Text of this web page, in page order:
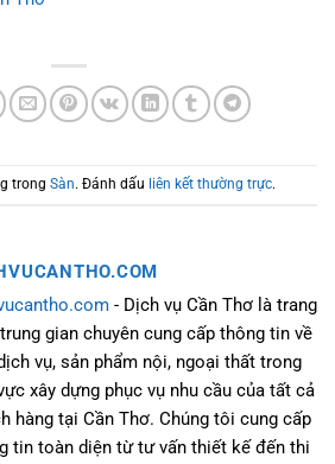
trong Sàn. Đánh dấu liên kết thường trực.
- Dịch vụ Cần Thơ là trang
gian chuyên cung cấp thông tin về
vụ, sản phẩm nội, ngoại thất trong
xây dựng phục vụ nhu cầu của tất cả
hàng tại Cần Thơ. Chúng tôi cung cấp
tin toàn diện từ tư vấn thiết kế đến thi